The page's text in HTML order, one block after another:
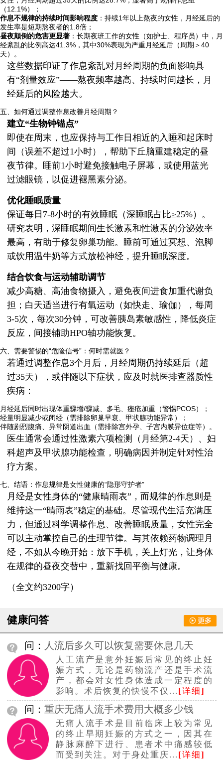
（12.1%）；
作息不规律的持续时间影响程度 ：持续1年以上熬夜的女性，月经延后的
发生率是短期熬夜者的1.8倍；
昼夜颠倒的危害更显著 ：长期夜班工作的女性（如护士、程序员）中，月
经紊乱的比例高达41.3%，其中30%表现为严重月经延后（周期＞40
天）。
这些数据印证了作息紊乱对月经周期的负面影响具
有“剂量效应”——熬夜频率越高、持续时间越长，月
经延后的风险越大。
五、如何通过调整作息改善月经周期？
建立“生物钟锚点”
即使在周末，也应保持与工作日相近的入睡和起床时
间（误差不超过1小时），帮助下丘脑重建稳定的昼
夜节律。睡前1小时避免接触电子屏幕，或使用蓝光
过滤眼镜，以促进褪黑素分泌。
优化睡眠质量
保证每日7-8小时的有效睡眠（深睡眠占比≥25%）。
研究表明，深睡眠期间生长激素和性激素的分泌效率
最高，有助于修复卵巢功能。睡前可通过冥想、泡脚
或饮用温牛奶等方式放松神经，提升睡眠深度。
结合饮食与运动辅助调节
减少高糖、高油食物摄入，避免夜间进食加重代谢负
担；白天适当进行有氧运动（如快走、瑜伽），每周
3-5次，每次30分钟，可改善胰岛素敏感性，降低炎症
反应，间接辅助HPO轴功能恢复。
六、需要警惕的“危险信号”：何时需就医？
若通过调整作息3个月后，月经周期仍持续延后（超
过35天），或伴随以下症状，应及时就医排查器质性
疾病：
月经延后同时出现体重骤增/骤减、多毛、痤疮加重（警惕PCOS）；
经量明显减少或闭经（需排除卵巢早衰、甲状腺功能异常）；
伴随剧烈腹痛、异常阴道出血（需排除宫外孕、子宫内膜异位症等）。
医生通常会通过性激素六项检测（月经第2-4天）、妇
科超声及甲状腺功能检查，明确病因并制定针对性治
疗方案。
七、结语：作息规律是女性健康的“隐形守护者”
月经是女性身体的“健康晴雨表”，而规律的作息则是
维持这一“晴雨表”稳定的基础。尽管现代生活充满压
力，但通过科学调整作息、改善睡眠质量，女性完全
可以主动掌控自己的生理节律。与其依赖药物调理月
经，不如从今晚开始：放下手机，关上灯光，让身体
在规律的昼夜交替中，重新找回平衡与健康。
（全文约3200字）
健康问答
问： 人流后多久可以恢复需要休息几天
人工流产是意外妊娠后常见的终止妊
娠方式，无论是药物流产还是手术流
产，都会对女性身体造成一定程度的
影响。术后恢复的快慢不仅... [详细]
问： 重庆无痛人流手术费用大概多少钱
无痛人流手术是目前临床上较为常见
的终止早期妊娠的方式之一，因其在
静脉麻醉下进行、患者术中痛感较低
而受到关注。对于身处重庆... [详细]